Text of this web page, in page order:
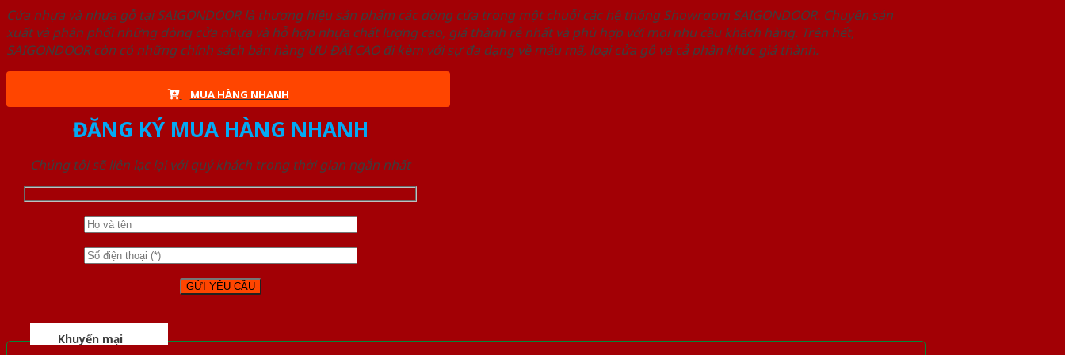
Cửa nhựa và nhựa gỗ tại SAIGONDOOR là thương hiệu sản phẩm các dòng cửa trong một chuỗi các hệ thống Showroom SAIGONDOOR. Chuyên sản
xuất và phân phối những dòng cửa nhựa và hỗ hợp nhựa chất lượng cao, giá thành rẻ nhất và phù hợp với mọi nhu cầu khách hàng. Trên hết,
SAIGONDOOR còn có những chính sách bán hàng ƯU ĐÃI CAO đi kèm với sự đa dạng về mẫu mã, loại cửa gỗ và cả phân khúc giá thành.
MUA HÀNG NHANH
ĐĂNG KÝ MUA HÀNG NHANH
Chúng tôi sẽ liên lạc lại với quý khách trong thời gian ngắn nhất
Khuyến mại